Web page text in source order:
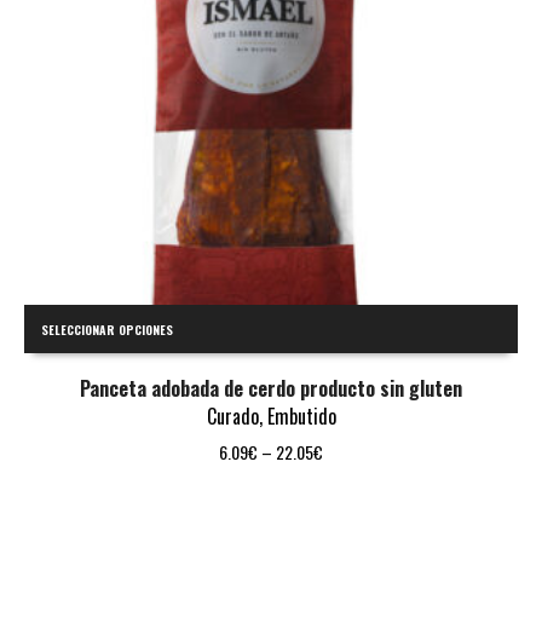
SELECCIONAR OPCIONES
Panceta adobada de cerdo producto sin gluten
Curado, Embutido
6.09€ – 22.05€